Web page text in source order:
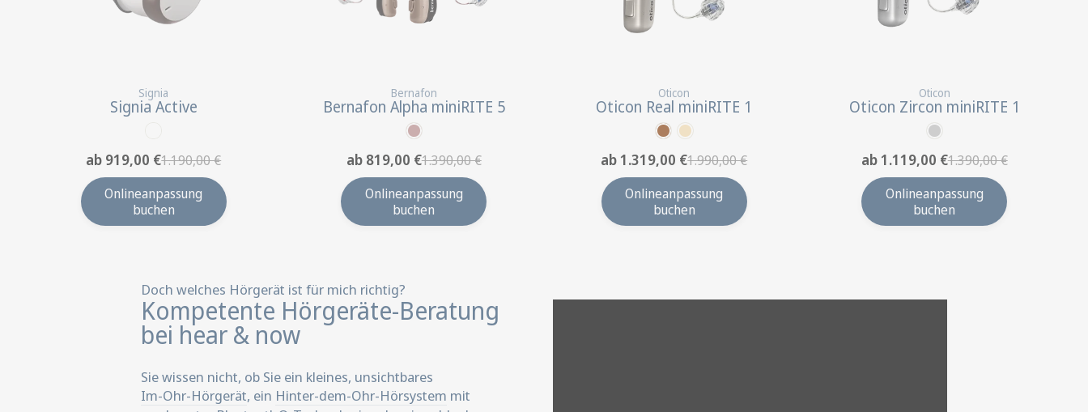
Signia
Signia Active
ab 919,00 €1.190,00 €
Onlineanpassung
buchen
Bernafon
Bernafon Alpha miniRITE 5
ab 819,00 €1.390,00 €
Onlineanpassung
buchen
Oticon
Oticon Real miniRITE 1
ab 1.319,00 €1.990,00 €
Onlineanpassung
buchen
Oticon
Oticon Zircon miniRITE 1
ab 1.119,00 €1.390,00 €
Onlineanpassung
buchen
Doch welches Hörgerät ist für mich richtig?
Kompetente Hörgeräte-Beratung
bei hear & now
Sie wissen nicht, ob Sie ein kleines, unsichtbares
Im-Ohr-Hörgerät, ein Hinter-dem-Ohr-Hörsystem mit